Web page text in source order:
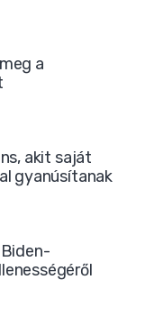
a
akit saját
gyanúsítanak